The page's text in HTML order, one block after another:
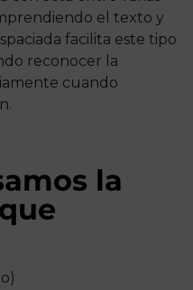
el texto y
facilita este tipo
reconocer la
cuando
la